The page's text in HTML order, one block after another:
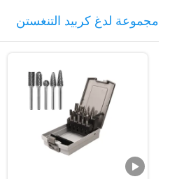
مجموعة لدغ كربيد التنغستن